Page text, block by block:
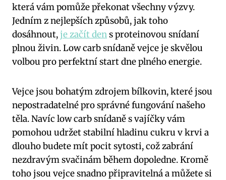
která vám pomůže překonat všechny výzvy.
Jedním z nejlepších způsobů, jak toho
dosáhnout,je začít dens proteinovou snídaní
plnou živin. Low carb snídaně vejce je skvělou
volbou pro perfektní start dne plného energie.
Vejce jsou bohatým zdrojem bílkovin, které jsou
nepostradatelné pro správné fungování našeho
těla. Navíc low carb snídaně s vajíčky vám
pomohou udržet stabilní hladinu cukru v krvi a
dlouho budete mít pocit sytosti, což zabrání
nezdravým svačinám během dopoledne. Kromě
toho jsou vejce snadno připravitelná a můžete si